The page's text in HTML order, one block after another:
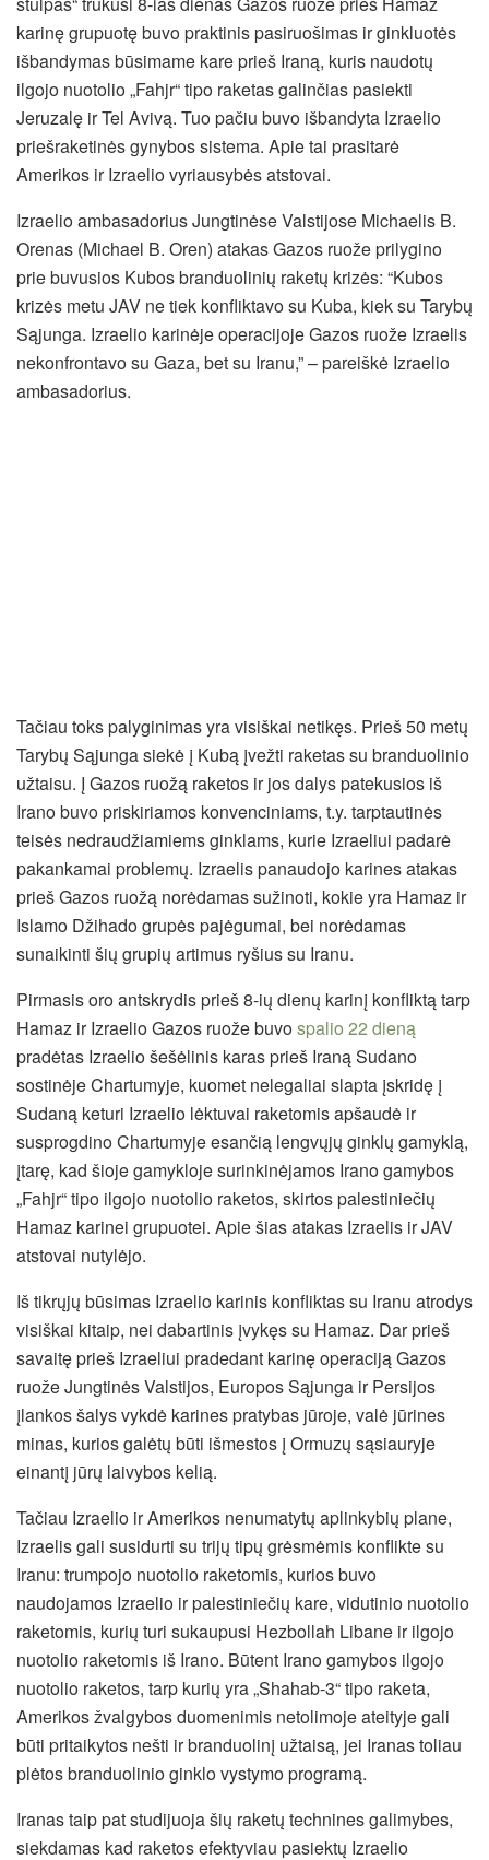
karinę grupuotę buvo praktinis pasiruošimas ir ginkluotės
išbandymas būsimame kare prieš Iraną, kuris naudotų
ilgojo nuotolio „Fahjr“ tipo raketas galinčias pasiekti
Jeruzalę ir Tel Avivą. Tuo pačiu buvo išbandyta Izraelio
priešraketinės gynybos sistema. Apie tai prasitarė
Amerikos ir Izraelio vyriausybės atstovai.
Izraelio ambasadorius Jungtinėse Valstijose Michaelis B.
Orenas (Michael B. Oren) atakas Gazos ruože prilygino
prie buvusios Kubos branduolinių raketų krizės: “Kubos
krizės metu JAV ne tiek konfliktavo su Kuba, kiek su Tarybų
Sąjunga. Izraelio karinėje operacijoje Gazos ruože Izraelis
nekonfrontavo su Gaza, bet su Iranu,” – pareiškė Izraelio
ambasadorius.
Tačiau toks palyginimas yra visiškai netikęs. Prieš 50 metų
Tarybų Sąjunga siekė į Kubą įvežti raketas su branduolinio
užtaisu. Į Gazos ruožą raketos ir jos dalys patekusios iš
Irano buvo priskiriamos konvenciniams, t.y. tarptautinės
teisės nedraudžiamiems ginklams, kurie Izraeliui padarė
pakankamai problemų. Izraelis panaudojo karines atakas
prieš Gazos ruožą norėdamas sužinoti, kokie yra Hamaz ir
Islamo Džihado grupės pajėgumai, bei norėdamas
sunaikinti šių grupių artimus ryšius su Iranu.
Pirmasis oro antskrydis prieš 8-ių dienų karinį konfliktą tarp
Hamaz ir Izraelio Gazos ruože buvospalio 22 dieną
pradėtas Izraelio šešėlinis karas prieš Iraną Sudano
sostinėje Chartumyje, kuomet nelegaliai slapta įskridę į
Sudaną keturi Izraelio lėktuvai raketomis apšaudė ir
susprogdino Chartumyje esančią lengvųjų ginklų gamyklą,
įtarę, kad šioje gamykloje surinkinėjamos Irano gamybos
„Fahjr“ tipo ilgojo nuotolio raketos, skirtos palestiniečių
Hamaz karinei grupuotei. Apie šias atakas Izraelis ir JAV
atstovai nutylėjo.
Iš tikrųjų būsimas Izraelio karinis konfliktas su Iranu atrodys
visiškai kitaip, nei dabartinis įvykęs su Hamaz. Dar prieš
savaitę prieš Izraeliui pradedant karinę operaciją Gazos
ruože Jungtinės Valstijos, Europos Sąjunga ir Persijos
įlankos šalys vykdė karines pratybas jūroje, valė jūrines
minas, kurios galėtų būti išmestos į Ormuzų sąsiauryje
einantį jūrų laivybos kelią.
Tačiau Izraelio ir Amerikos nenumatytų aplinkybių plane,
Izraelis gali susidurti su trijų tipų grėsmėmis konflikte su
Iranu: trumpojo nuotolio raketomis, kurios buvo
naudojamos Izraelio ir palestiniečių kare, vidutinio nuotolio
raketomis, kurių turi sukaupusi Hezbollah Libane ir ilgojo
nuotolio raketomis iš Irano. Būtent Irano gamybos ilgojo
nuotolio raketos, tarp kurių yra „Shahab-3“ tipo raketa,
Amerikos žvalgybos duomenimis netolimoje ateityje gali
būti pritaikytos nešti ir branduolinį užtaisą, jei Iranas toliau
plėtos branduolinio ginklo vystymo programą.
Iranas taip pat studijuoja šių raketų technines galimybes,
siekdamas kad raketos efektyviau pasiektų Izraelio